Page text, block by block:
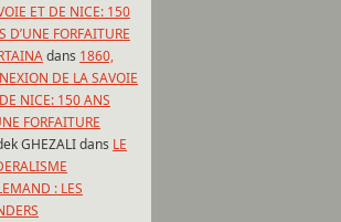
ET DE NICE: 150
D’UNE FORFAITURE
dans 1860,
DE LA SAVOIE
NICE: 150 ANS
FORFAITURE
GHEZALIdans LE
: LES